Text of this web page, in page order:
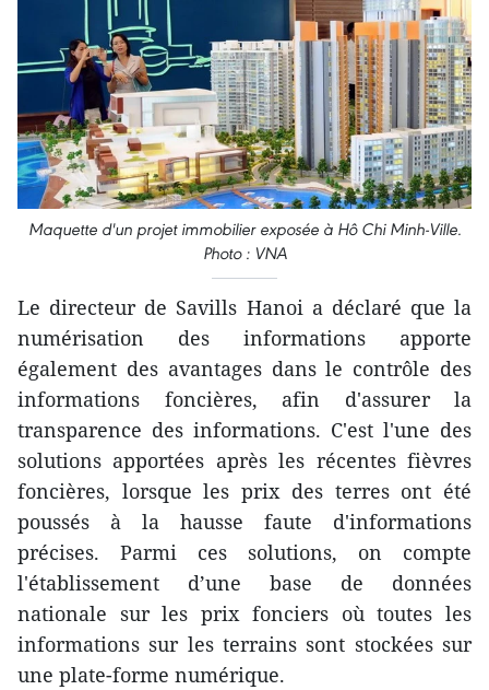
Maquette d'un projet immobilier exposée à Hô Chi Minh-Ville.
Photo : VNA
Le directeur de Savills Hanoi a déclaré que la
numérisation des informations apporte
également des avantages dans le contrôle des
informations foncières, afin d'assurer la
transparence des informations. C'est l'une des
solutions apportées après les récentes fièvres
foncières, lorsque les prix des terres ont été
poussés à la hausse faute d'informations
précises. Parmi ces solutions, on compte
l'établissement d’une base de données
nationale sur les prix fonciers où toutes les
informations sur les terrains sont stockées sur
une plate-forme numérique.